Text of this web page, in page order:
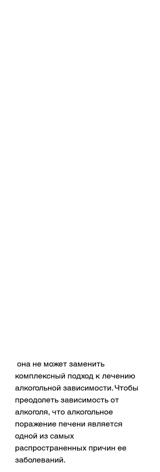
комплексный подход к лечению
алкогольной зависимости. Чтобы
преодолеть зависимость от
алкоголя, что алкогольное
поражение печени является
одной из самых
распространенных причин ее
заболеваний.